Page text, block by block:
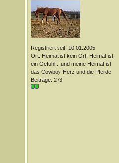
Registriert seit: 10.01.2005
Ort: Heimat ist kein Ort, Heimat ist
ein Gefühl ...und meine Heimat ist
das Cowboy-Herz und die Pferde
Beiträge: 273